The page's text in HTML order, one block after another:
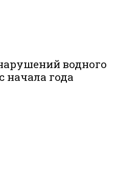
водного
начала года